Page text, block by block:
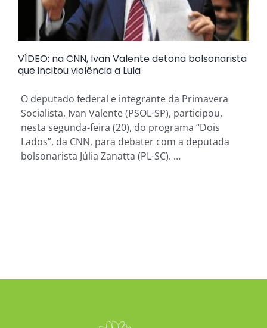
VÍDEO: na CNN, Ivan Valente detona bolsonarista
que incitou violência a Lula
O deputado federal e integrante da Primavera
Socialista, Ivan Valente (PSOL-SP), participou,
nesta segunda-feira (20), do programa “Dois
Lados”, da CNN, para debater com a deputada
bolsonarista Júlia Zanatta (PL-SC). …